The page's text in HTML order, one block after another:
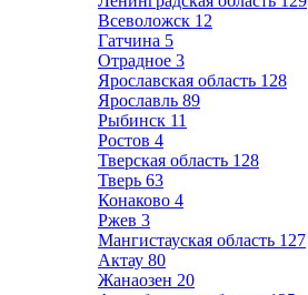
Всеволожск 12
Гатчина 5
Отрадное 3
Ярославская область 128
Ярославль 89
Рыбинск 11
Ростов 4
Тверская область 128
Тверь 63
Конаково 4
Ржев 3
Мангистауская область 127
Актау 80
Жанаозен 20